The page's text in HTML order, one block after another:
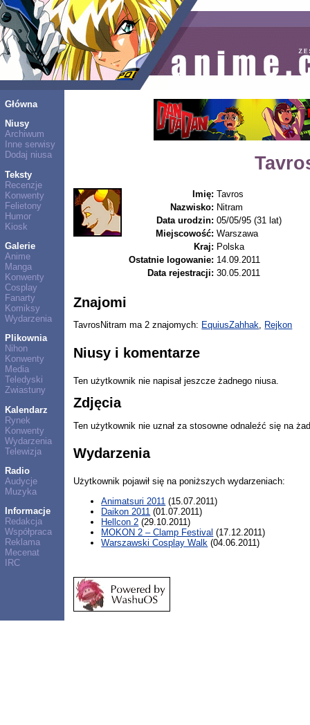
Główna
Niusy
Archiwum
Inne serwisy
Dodaj niusa
Teksty
Recenzje
Konwenty
Felietony
Humor
Kiosk
Galerie
Anime
Manga
Konwenty
Cosplay
Fanarty
Komiksy
Wydarzenia
Plikownia
Nihon
Konwenty
Media
Teledyski
Zwiastuny
Kalendarz
Rynek
Konwenty
Wydarzenia
Telewizja
Radio
Audycje
Muzyka
Informacje
Redakcja
Współpraca
Reklama
Mecenat
IRC
Imię: Tavros
Nazwisko: Nitram
Data urodzin: 05/05/95 (31 lat)
Miejscowość: Warszawa
Kraj: Polska
Ostatnie logowanie: 14.09.2011
Data rejestracji: 30.05.2011
Znajomi
TavrosNitram ma 2 znajomych: EquiusZahhak, Rejkon
Niusy i komentarze
Ten użytkownik nie napisał jeszcze żadnego niusa.
Zdjęcia
Ten użytkownik nie uznał za stosowne odnaleźć się na
Wydarzenia
Użytkownik pojawił się na poniższych wydarzeniach:
Animatsuri 2011 (15.07.2011)
Daikon 2011 (01.07.2011)
Hellcon 2 (29.10.2011)
MOKON 2 – Clamp Festival (17.12.2011)
Warszawski Cosplay Walk (04.06.2011)